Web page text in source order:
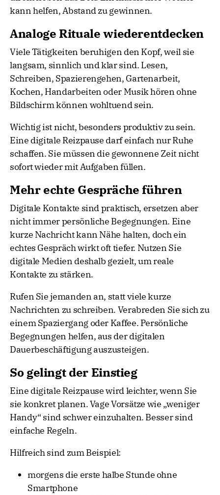
kann helfen, Abstand zu gewinnen.
Analoge Rituale wiederentdecken
Viele Tätigkeiten beruhigen den Kopf, weil sie
langsam, sinnlich und klar sind. Lesen,
Schreiben, Spazierengehen, Gartenarbeit,
Kochen, Handarbeiten oder Musik hören ohne
Bildschirm können wohltuend sein.
Wichtig ist nicht, besonders produktiv zu sein.
Eine digitale Reizpause darf einfach nur Ruhe
schaffen. Sie müssen die gewonnene Zeit nicht
sofort wieder mit Aufgaben füllen.
Mehr echte Gespräche führen
Digitale Kontakte sind praktisch, ersetzen aber
nicht immer persönliche Begegnungen. Eine
kurze Nachricht kann Nähe halten, doch ein
echtes Gespräch wirkt oft tiefer. Nutzen Sie
digitale Medien deshalb gezielt, um reale
Kontakte zu stärken.
Rufen Sie jemanden an, statt viele kurze
Nachrichten zu schreiben. Verabreden Sie sich zu
einem Spaziergang oder Kaffee. Persönliche
Begegnungen helfen, aus der digitalen
Dauerbeschäftigung auszusteigen.
So gelingt der Einstieg
Eine digitale Reizpause wird leichter, wenn Sie
sie konkret planen. Vage Vorsätze wie „weniger
Handy“ sind schwer einzuhalten. Besser sind
einfache Regeln.
Hilfreich sind zum Beispiel:
morgens die erste halbe Stunde ohne
Smartphone